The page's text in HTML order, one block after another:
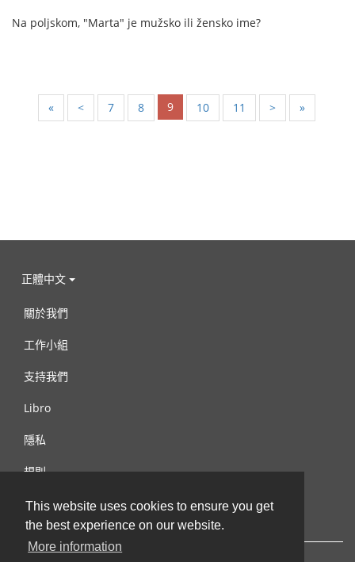
This website uses cookies to ensure you get
the best experience on our website.
More information
Na poljskom, "Marta" je mužsko ili žensko ime?
« < 7 8 9 10 11 > »
正體中文
關於我們
工作小組
支持我們
Libro
隱私
規則
連絡我們